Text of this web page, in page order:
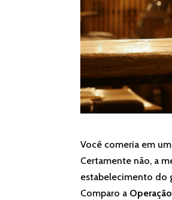
Você comeria em um
Certamente não, a
estabelecimento do
Comparo a